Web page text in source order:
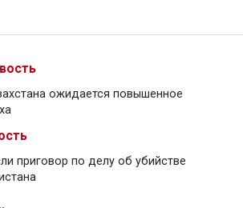
ожидается повышенное
приговор по делу об убийстве